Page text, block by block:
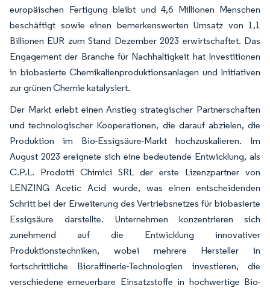
europäischen Fertigung bleibt und 4,6 Millionen Menschen
beschäftigt sowie einen bemerkenswerten Umsatz von 1,1
Billionen EUR zum Stand Dezember 2023 erwirtschaftet. Das
Engagement der Branche für Nachhaltigkeit hat Investitionen
in biobasierte Chemikalienproduktionsanlagen und Initiativen
zur grünen Chemie katalysiert.
Der Markt erlebt einen Anstieg strategischer Partnerschaften
und technologischer Kooperationen, die darauf abzielen, die
Produktion im Bio-Essigsäure-Markt hochzuskalieren. Im
August 2023 ereignete sich eine bedeutende Entwicklung, als
C.P.L. Prodotti Chimici SRL der erste Lizenzpartner von
LENZING Acetic Acid wurde, was einen entscheidenden
Schritt bei der Erweiterung des Vertriebsnetzes für biobasierte
Essigsäure darstellte. Unternehmen konzentrieren sich
zunehmend auf die Entwicklung innovativer
Produktionstechniken, wobei mehrere Hersteller in
fortschrittliche Bioraffinerie-Technologien investieren, die
verschiedene erneuerbare Einsatzstoffe in hochwertige Bio-